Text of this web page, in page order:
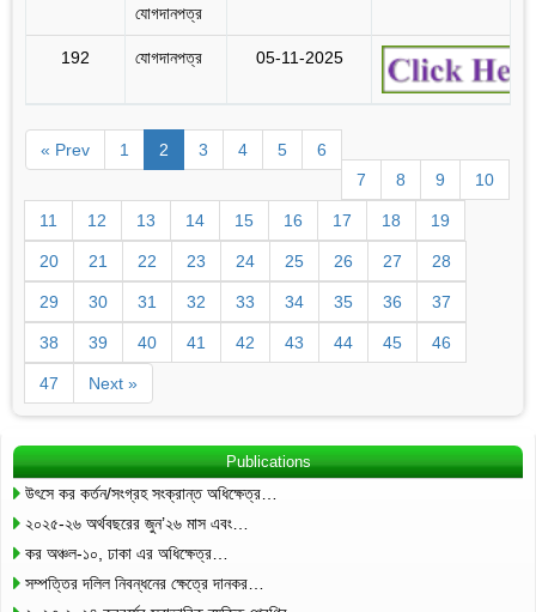
যোগদানপত্র
192 যোগদানপত্র 05-11-2025
« Prev 1 2 3 4 5
6
7
8 9 10
11 12 13 14 15 16 17 18 19
20 21 22 23 24 25 26 27 28
29 30 31 32 33 34 35 36 37
38 39 40 41 42 43 44 45 46
47 Next »
Publications
উৎসে কর কর্তন/সংগ্রহ সংক্রান্ত অধিক্ষেত্র…
২০২৫-২৬ অর্থবছরের জুন’২৬ মাস এবং…
কর অঞ্চল-১০, ঢাকা এর অধিক্ষেত্র…
সম্পত্তির দলিল নিবন্ধনের ক্ষেত্রে দানকর…